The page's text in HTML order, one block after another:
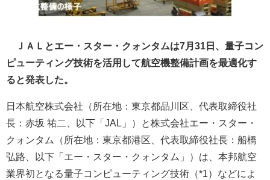
ＪＡＬとエー・スター・クォンタムは7月31日、量子コン
ピューティング技術を活用して航空機整備計画を最適化す
ると発表した。
日本航空株式会社（所在地：東京都品川区、代表取締役社
長：赤坂 祐二、以下「JAL」）と株式会社エー・スター・
クォンタム（所在地：東京都港区、代表取締役社長：船橋
弘路、以下「エー・スター・クォンタム」）は、本邦航空
業界初となる量子コンピューティング技術（*1）などによ